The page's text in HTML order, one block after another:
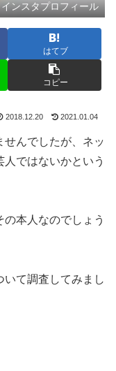
ンスタプロフィール
はてブ
コピー
2018.12.20 2021.01.04
せんでしたが、ネッ
人ではないかという
本人なのでしょう
いて調査してみまし